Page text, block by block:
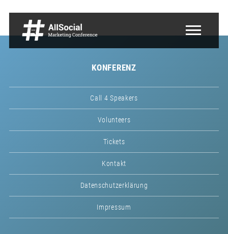
KONFERENZ
Call 4 Speakers
Volunteers
Tickets
Kontakt
Datenschutzerklärung
Impressum